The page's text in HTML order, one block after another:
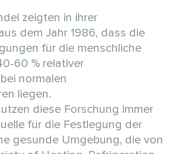
zeigten in ihrer
dem Jahr 1986, dass die
für die menschliche
60 % relativer
normalen
liegen.
diese Forschung immer
für die Festlegung der
gesunde Umgebung, die von